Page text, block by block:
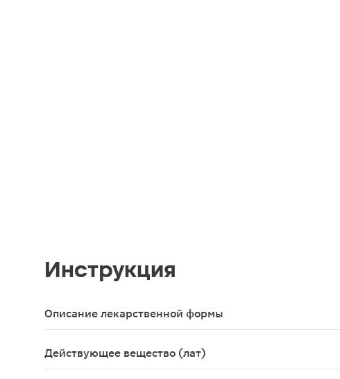
Инструкция
Описание лекарственной формы
Действующее вещество (лат)